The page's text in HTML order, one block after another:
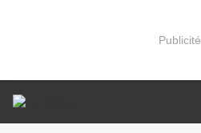
Publicité